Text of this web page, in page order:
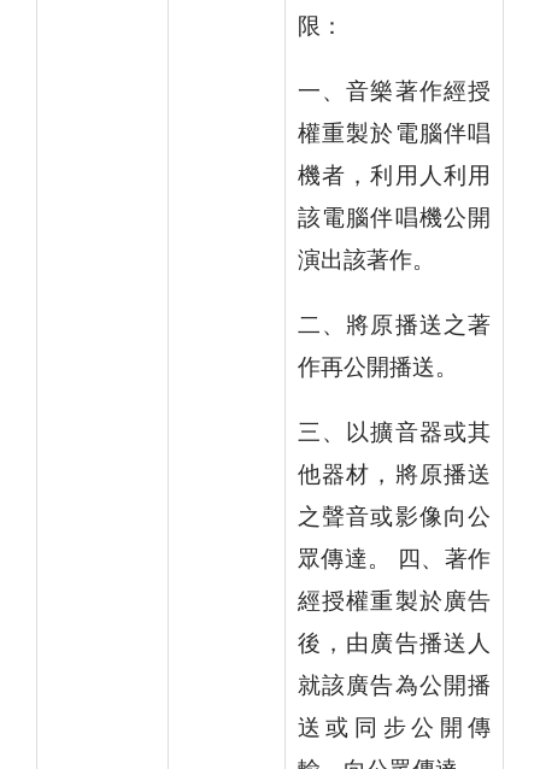
限：
一、音樂著作經授
權重製於電腦伴唱
機者，利用人利用
該電腦伴唱機公開
演出該著作。
二、將原播送之著
作再公開播送。
三、以擴音器或其
他器材，將原播送
之聲音或影像向公
眾傳達。 四、著作
經授權重製於廣告
後，由廣告播送人
就該廣告為公開播
送或同步公開傳